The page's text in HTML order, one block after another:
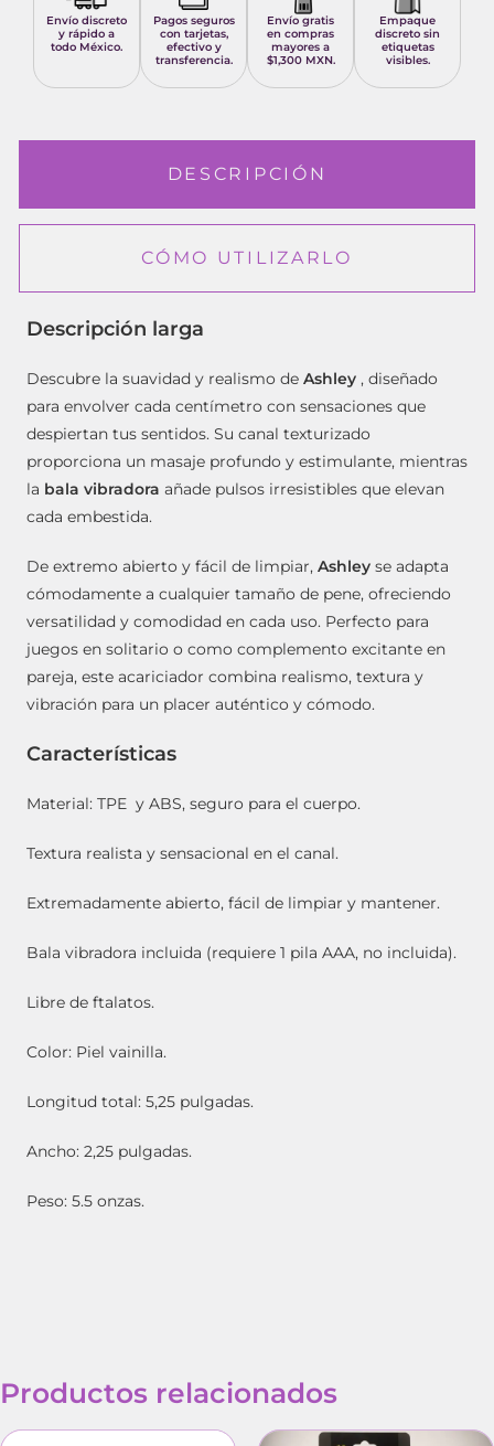
Envío discreto
y rápido a
todo México.
Pagos seguros
con tarjetas,
efectivo y
transferencia.
Envío gratis
en compras
mayores a
$1,300 MXN.
Empaque
discreto sin
etiquetas
visibles.
DESCRIPCIÓN
CÓMO UTILIZARLO
Descripción larga
Descubre la suavidad y realismo de Ashley , diseñado
para envolver cada centímetro con sensaciones que
despiertan tus sentidos. Su canal texturizado
proporciona un masaje profundo y estimulante, mientras
la bala vibradora añade pulsos irresistibles que elevan
cada embestida.
De extremo abierto y fácil de limpiar, Ashley se adapta
cómodamente a cualquier tamaño de pene, ofreciendo
versatilidad y comodidad en cada uso. Perfecto para
juegos en solitario o como complemento excitante en
pareja, este acariciador combina realismo, textura y
vibración para un placer auténtico y cómodo.
Características
Material: TPE y ABS, seguro para el cuerpo.
Textura realista y sensacional en el canal.
Extremadamente abierto, fácil de limpiar y mantener.
Bala vibradora incluida (requiere 1 pila AAA, no incluida).
Libre de ftalatos.
Color: Piel vainilla.
Longitud total: 5,25 pulgadas.
Ancho: 2,25 pulgadas.
Peso: 5.5 onzas.
Productos relacionados